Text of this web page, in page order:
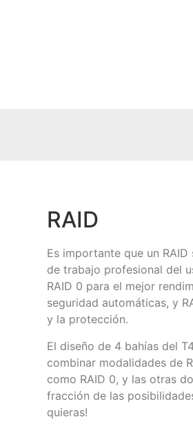
RAID
Es importante que un
de trabajo profesional del
RAID 0 para el mejor
seguridad automáticas, y
y la protección.
El diseño de 4 bahías del
combinar modalidades de
como RAID 0, y las otras
fracción de las
quieras!